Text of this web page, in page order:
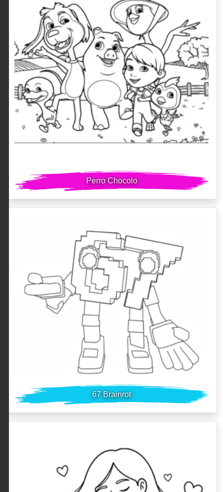
Perro Chocolo
67 Brainrot